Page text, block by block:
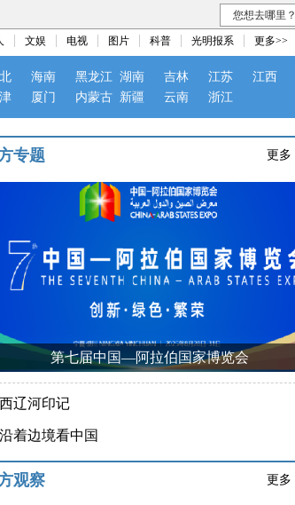
您想去哪里？
文娱 电视 图片 科普 光明报系 更多>>
海南 黑龙江 湖南 吉林 江苏
江西
厦门 内蒙古 新疆 云南 浙江
专题 更多
第七届中国—阿拉伯国家博览会
西辽河印记
沿着边境看中国
观察 更多